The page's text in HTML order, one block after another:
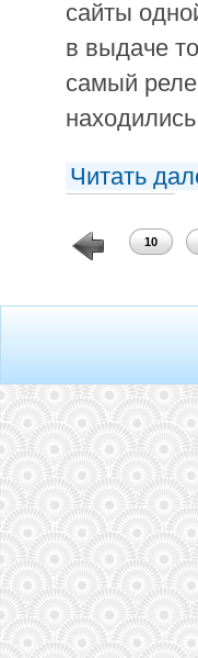
сайты
в выдаче
самый
Читать
9 10